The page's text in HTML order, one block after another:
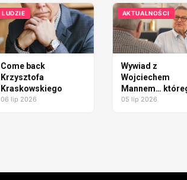
Friends&Brands
patrzeć szerzej
wellbeing
LUDZIE
Come back
Krzysztofa
Kraskowskiego
06 lip 2026
AKTUALNOŚCI
Wywiad z
Wojciechem
Mannem…
miało nie być
05 lip 2026